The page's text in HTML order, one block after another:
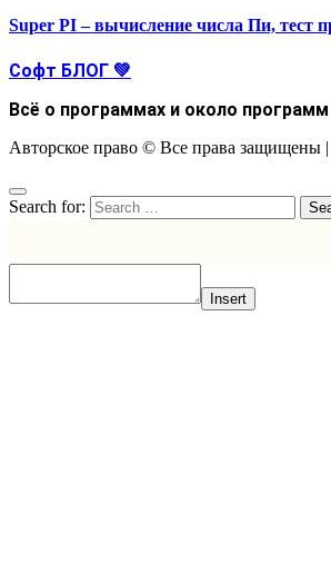
Super PI – вычисление числа Пи, тест
Софт БЛОГ 💚
Всё о программах и около программ
Авторское право © Все права защищены |
Search for:
Insert